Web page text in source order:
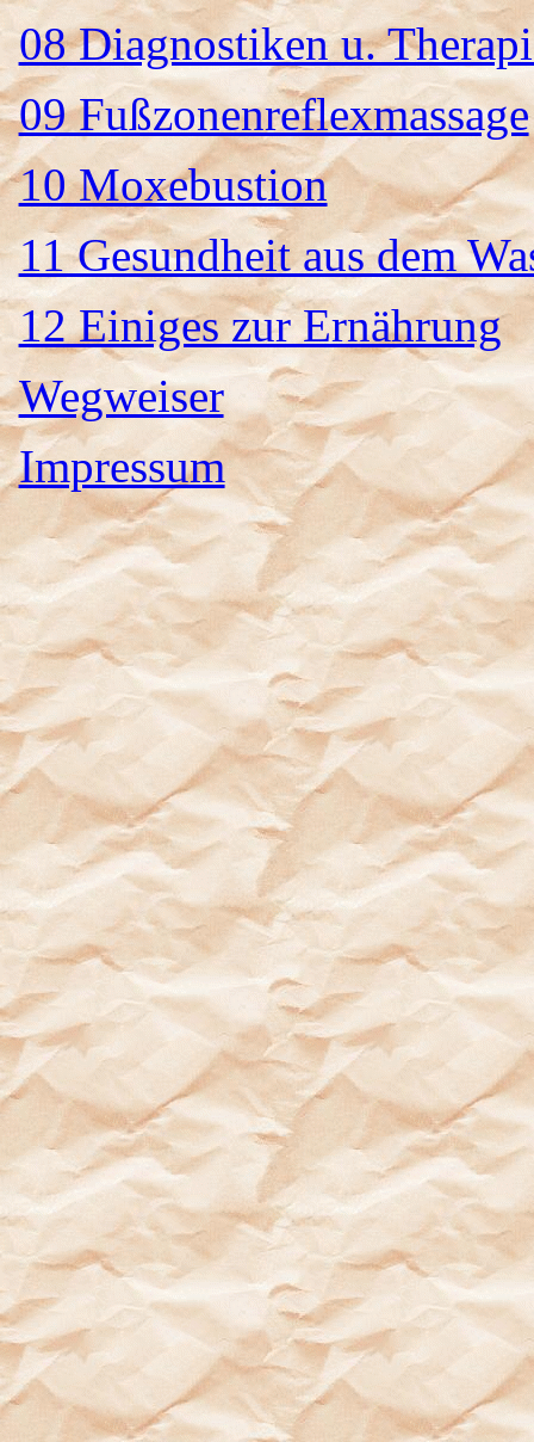
08 Diagnostiken u.
09 Fußzonenreflexmassage
10 Moxebustion
11 Gesundheit aus dem
12 Einiges zur Ernährung
Wegweiser
Impressum